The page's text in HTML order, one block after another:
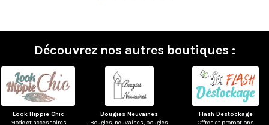
Découvrez nos autres boutiques :
Look Hippie Chic
Mode et accessoires
Bougies Neuvaines
Bougies, neuvaines, bougies
Flash Destockage
Offres et promotions